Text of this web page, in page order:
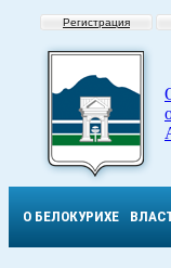
Регистрация
О БЕЛОКУРИХЕ